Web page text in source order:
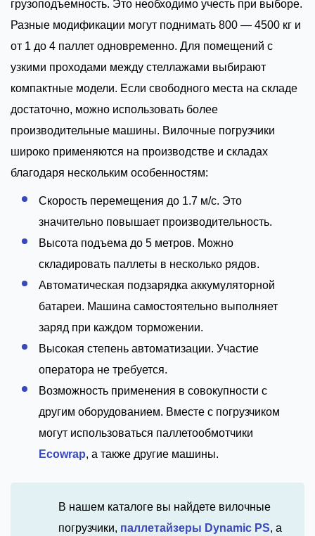
грузоподъемность. Это необходимо учесть при выборе.
Разные модификации могут поднимать 800 — 4500 кг и
от 1 до 4 паллет одновременно. Для помещений с
узкими проходами между стеллажами выбирают
компактные модели. Если свободного места на складе
достаточно, можно использовать более
производительные машины. Вилочные погрузчики
широко применяются на производстве и складах
благодаря нескольким особенностям:
Скорость перемещения до 1.7 м/с. Это
значительно повышает производительность.
Высота подъема до 5 метров. Можно
складировать паллеты в несколько рядов.
Автоматическая подзарядка аккумуляторной
батареи. Машина самостоятельно выполняет
заряд при каждом торможении.
Высокая степень автоматизации. Участие
оператора не требуется.
Возможность применения в совокупности с
другим оборудованием. Вместе с погрузчиком
могут использоваться паллетообмотчики
Ecowrap, а также другие машины.
В нашем каталоге вы найдете вилочные
погрузчики, паллетайзеры Dynamic PS, а